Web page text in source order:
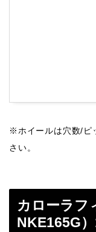
※ホイールは穴数/ピ
さい。
カローラフ
NKE165G